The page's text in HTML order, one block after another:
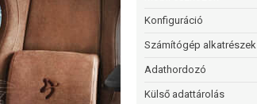
Konfiguráció
Számítógép alkatrészek
Adathordozó
Külső adattárolás